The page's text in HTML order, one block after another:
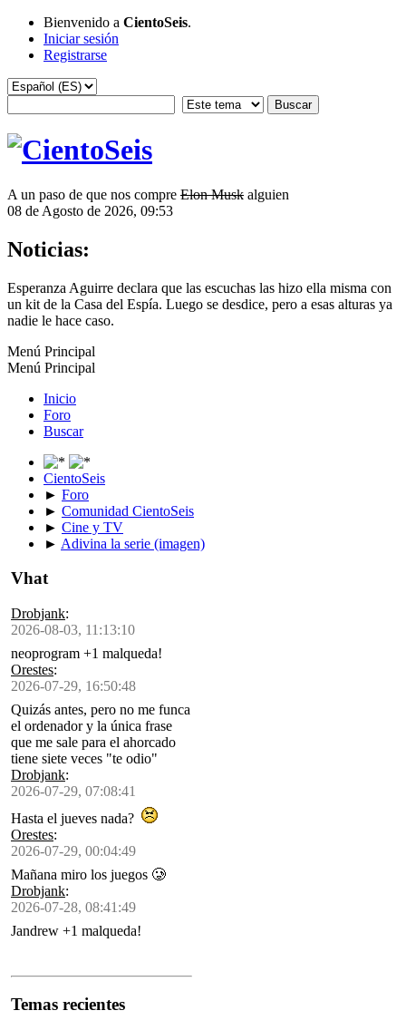
Bienvenido a CientoSeis.
Iniciar sesión
Registrarse
A un paso de que nos compre Elon Musk alguien
08 de Agosto de 2026, 09:53
Noticias:
Esperanza Aguirre declara que las escuchas las hizo ella misma con
un kit de la Casa del Espía. Luego se desdice, pero a esas alturas ya
nadie le hace caso.
Menú Principal
Menú Principal
Inicio
Foro
Buscar
CientoSeis
► Foro
► Comunidad CientoSeis
► Cine y TV
► Adivina la serie (imagen)
Vhat
Drobjank:
2026-08-03, 11:13:10
neoprogram +1 malqueda!
Orestes:
2026-07-29, 16:50:48
Quizás antes, pero no me funca
el ordenador y la única frase
que me sale para el ahorcado
tiene siete veces "te odio"
Drobjank:
2026-07-29, 07:08:41
Hasta el jueves nada?
Orestes:
2026-07-29, 00:04:49
Mañana miro los juegos 🥲
Drobjank:
2026-07-28, 08:41:49
Jandrew +1 malqueda!
Temas recientes